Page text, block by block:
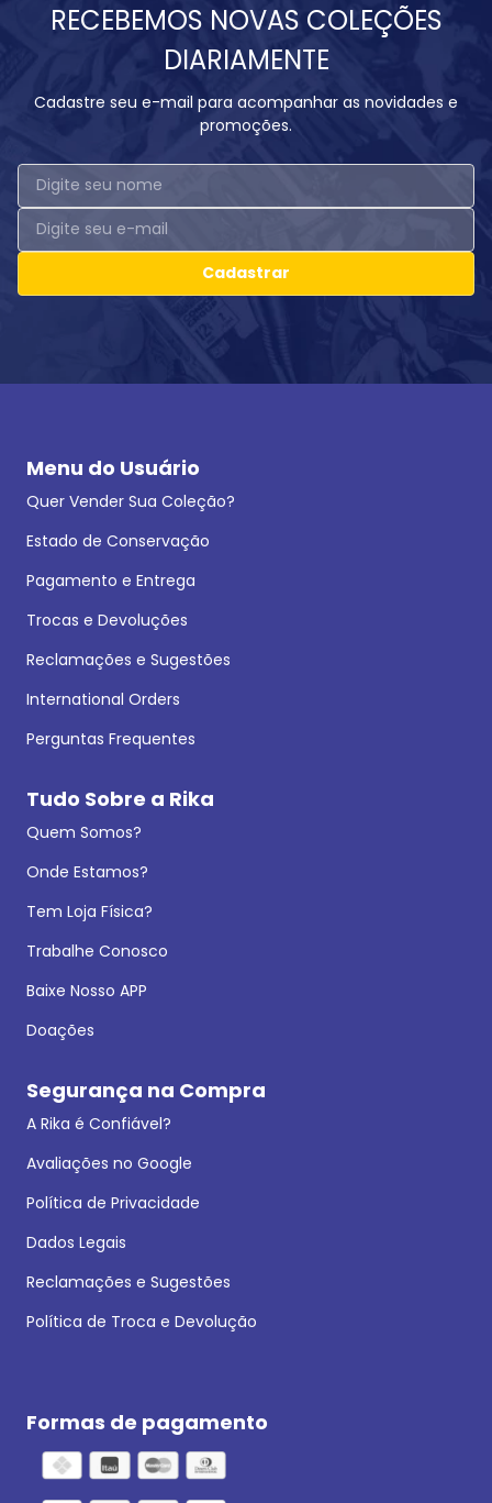
RECEBEMOS NOVAS COLEÇÕES
DIARIAMENTE
Cadastre seu e-mail para acompanhar as novidades e
promoções.
Cadastrar
Menu do Usuário
Quer Vender Sua Coleção?
Estado de Conservação
Pagamento e Entrega
Trocas e Devoluções
Reclamações e Sugestões
International Orders
Perguntas Frequentes
Tudo Sobre a Rika
Quem Somos?
Onde Estamos?
Tem Loja Física?
Trabalhe Conosco
Baixe Nosso APP
Doações
Segurança na Compra
A Rika é Confiável?
Avaliações no Google
Política de Privacidade
Dados Legais
Reclamações e Sugestões
Política de Troca e Devolução
Formas de pagamento